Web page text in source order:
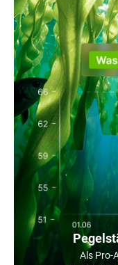
Als Pro-